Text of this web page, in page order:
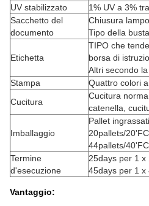
UV stabilizzato
1% UV a 3%
Sacchetto del
documento
Chiusura
Tipo della busta
Etichetta
TIPO che
borsa di
Altri secondo
Stampa
Quattro colori
Cucitura
Cucitura
catenella,
Imballaggio
Pallet ingrassati,
20pallets/
44pallets/
Termine
d'esecuzione
25days per 1 x
45days per 1 x
Vantaggio: